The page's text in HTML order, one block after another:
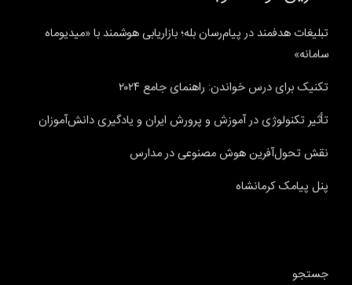
تبلیغات هدفمند در پیام‌رسان بله؛ بازاریابی هوشمند با «میدیوماه
سامانه»
تکنیک برای درس خواندن: راهنمای جامع ۲۰۲۴
تأثیر تکنولوژی در آموزش و پرورش ایران و یادگیری دانش‌آموزان
نقش تحول‌آفرین هوش مصنوعی در مدارس
پنل پیامک کرمانشاه
جستجو